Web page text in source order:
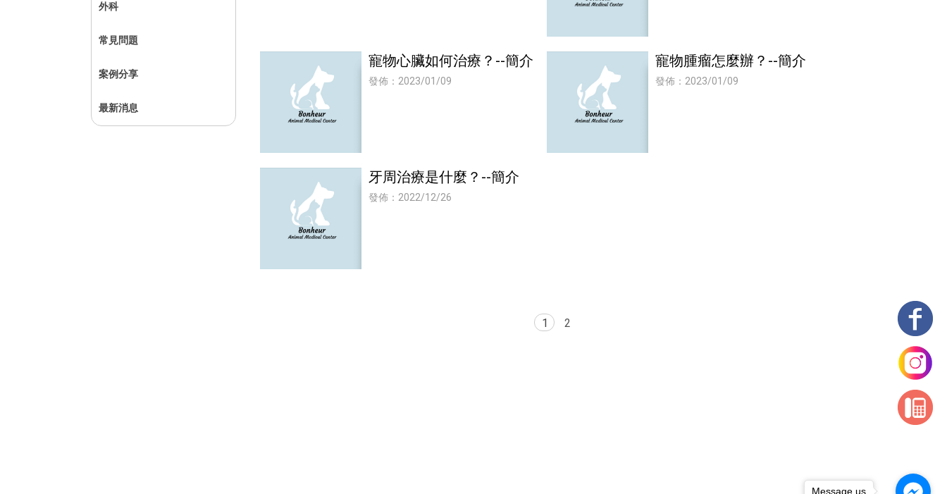
外科
常見問題
案例分享
最新消息
寵物心臟如何治療？--簡介
發佈：2023/01/09
寵物腫瘤怎麼辦？--簡介
發佈：2023/01/09
牙周治療是什麼？--簡介
發佈：2022/12/26
1 2
Message us